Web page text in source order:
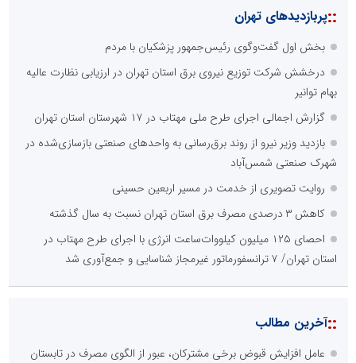
::پربازدیدهای تهران
بخش اول گفت‌وگوی رئیس‌جمهور پزشکیان با مردم
درخشش شرکت توزیع نیروی برق استان تهران در ارزیابی نظارت عالیه
بهام توانیر
گزارش اجمالی اجرای طرح ملی مهتاب در ۱۷ شهرستان استان تهران
بازدید وزیر نیرو از روند برق‌رسانی به واحدهای صنعتی بازسازی‌شده در
شهرک صنعتی شمس‌آباد
روایت تصویری از خدمت در مسیر اربعین حسینی
کاهش ۳ درصدی مصرف برق استان تهران نسبت به سال گذشته
احصای ۱۲۵ میلیون کیلووات‌ساعت انرژی با اجرای طرح مهتاب در
استان تهران/ ۷ ترانسفورماتور غیرمجاز شناسایی و جمع‌آوری شد
::آخرین مطالب
عامل افزایش قبوض برخی مشترکان، عبور از الگوی مصرف در تابستان